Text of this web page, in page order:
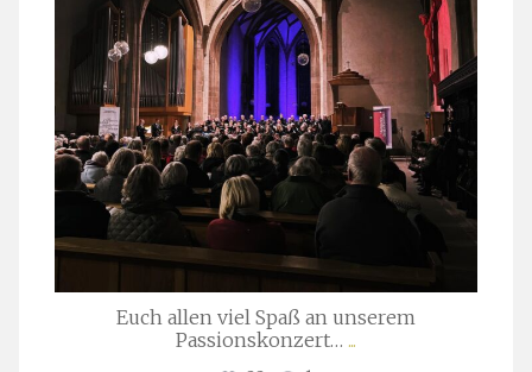
Euch allen viel Spaß an unserem
Passionskonzert… ...